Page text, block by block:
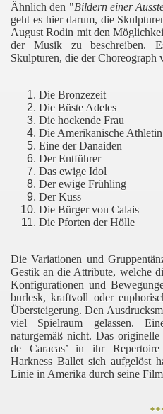
Ähnlich den "Bildern einer
geht es hier darum, die
August Rodin mit den
der Musik zu beschreiben.
Skulpturen, die der Choreograph
Die Bronzezeit
Die Büste Adeles
Die hockende Frau
Die Amerikanische Athletin
Eine der Danaiden
Der Entführer
Das ewige Idol
Der ewige Frühling
Der Kuss
Die Bürger von Calais
Die Pforten der Hölle
Die Variationen und
Gestik an die Attribute, welche
Konfigurationen und
burlesk, kraftvoll oder
Übersteigerung. Den
viel Spielraum gelassen.
naturgemäß nicht. Das
de Caracas’ in ihr Repertoire
Harkness Ballet sich aufgelöst
Linie in Amerika durch seine